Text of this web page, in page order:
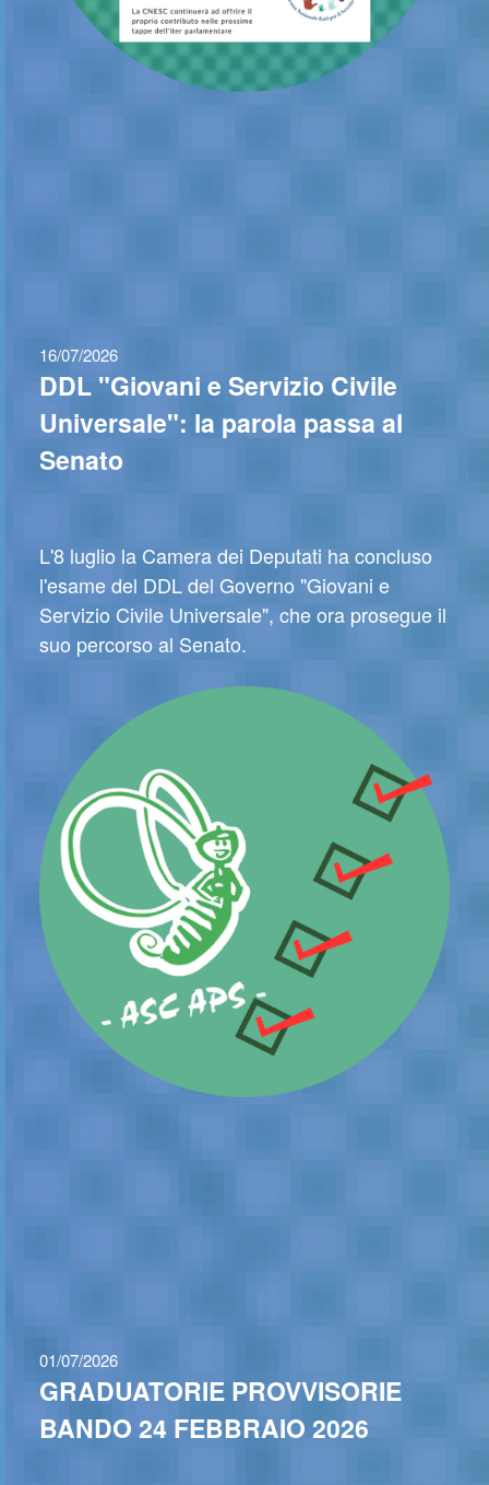
16/07/2026
DDL "Giovani e Servizio Civile
Universale": la parola passa al
Senato
L'8 luglio la Camera dei Deputati ha concluso
l'esame del DDL del Governo "Giovani e
Servizio Civile Universale", che ora prosegue il
suo percorso al Senato.
01/07/2026
GRADUATORIE PROVVISORIE
BANDO 24 FEBBRAIO 2026